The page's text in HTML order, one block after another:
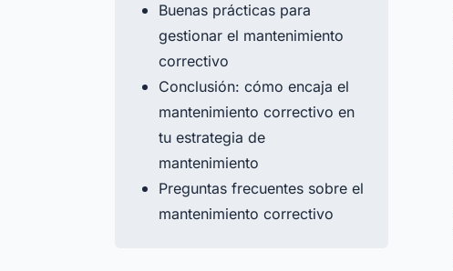
Buenas prácticas para
gestionar el mantenimiento
correctivo
Conclusión: cómo encaja el
mantenimiento correctivo en
tu estrategia de
mantenimiento
Preguntas frecuentes sobre el
mantenimiento correctivo